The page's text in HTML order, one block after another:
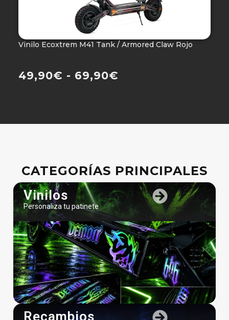
Vinilo Ecoxtrem M41 Tank / Armored Claw Rojo
49,90€ - 69,90€
CATEGORÍAS PRINCIPALES
Vinilos
Personaliza tu patinete
Recambios